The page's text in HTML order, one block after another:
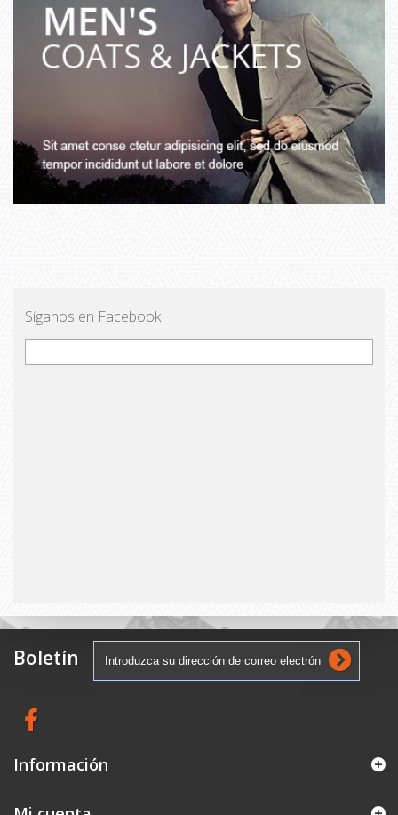
Síganos en Facebook
Boletín
Información